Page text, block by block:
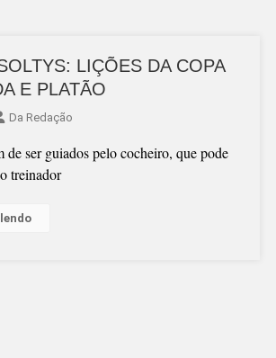
LIÇÕES DA COPA
E PLATÃO
Da Redação
de ser guiados pelo cocheiro, que pode
treinador